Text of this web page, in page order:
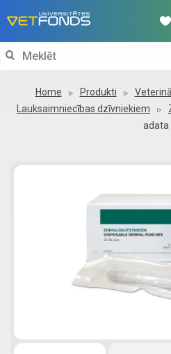
Search
Home Produkti
Lauksaimniecības dzīvniekiem
adata